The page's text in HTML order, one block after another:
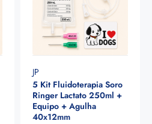
JP
5 Kit Fluidoterapia Soro
Ringer Lactato 250ml +
Equipo + Agulha
40x12mm